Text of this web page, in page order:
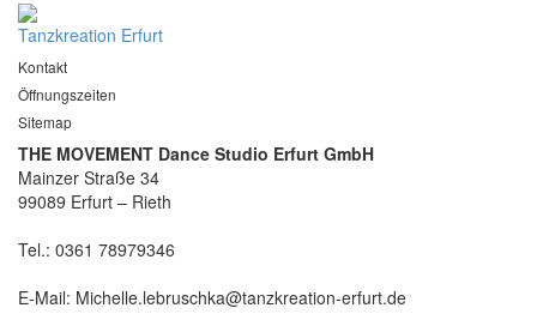
Tanzkreation Erfurt
Kontakt
Öffnungszeiten
Sitemap
THE MOVEMENT Dance Studio Erfurt GmbH
Mainzer Straße 34
99089 Erfurt – Rieth
Tel.: 0361 78979346
E-Mail: Michelle.lebruschka@tanzkreation-erfurt.de